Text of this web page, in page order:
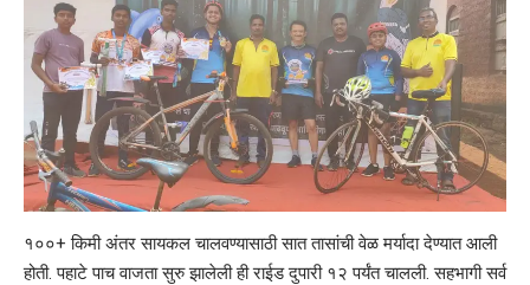
१००+ किमी अंतर सायकल चालवण्यासाठी सात तासांची वेळ मर्यादा देण्यात आली
होती. पहाटे पाच वाजता सुरु झालेली ही राईड दुपारी १२ पर्यंत चालली. सहभागी सर्व